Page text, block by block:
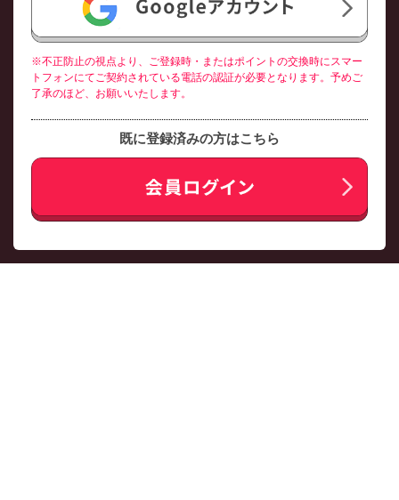
※不正防止の視点より、ご登録時・またはポイントの交換時にスマー
トフォンにてご契約されている電話の認証が必要となります。予めご
了承のほど、お願いいたします。
既に登録済みの方はこちら